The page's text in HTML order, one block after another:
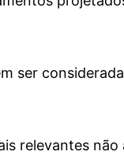
ser
relevantes